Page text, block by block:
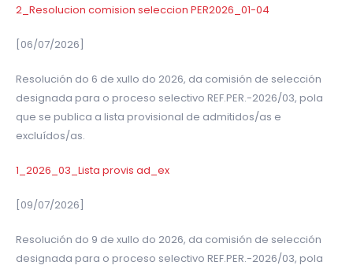
2_Resolucion comision seleccion PER2026_01-04
[06/07/2026]
Resolución do 6 de xullo do 2026, da comisión de selección
designada para o proceso selectivo REF.PER.-2026/03, pola
que se publica a lista provisional de admitidos/as e
excluídos/as.
1_2026_03_Lista provis ad_ex
[09/07/2026]
Resolución do 9 de xullo do 2026, da comisión de selección
designada para o proceso selectivo REF.PER.-2026/03, pola